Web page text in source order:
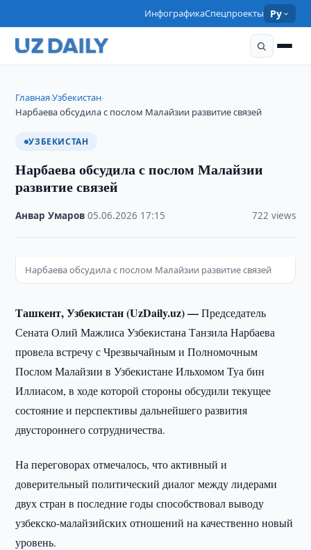
ИнфографикаСпецпроекты Ру
Главная›Узбекистан›
Нарбаева обсудила с послом Малайзии развитие связей
УЗБЕКИСТАН
Нарбаева обсудила с послом Малайзии
развитие связей
Анвар Умаров ·05.06.2026 17:15 722 views
Нарбаева обсудила с послом Малайзии развитие связей
Ташкент, Узбекистан (UzDaily.uz) —Председатель
Сената Олий Мажлиса Узбекистана Танзила Нарбаева
провела встречу с Чрезвычайным и Полномочным
Послом Малайзии в Узбекистане Ильхомом Туа бин
Иллиасом, в ходе которой стороны обсудили текущее
состояние и перспективы дальнейшего развития
двустороннего сотрудничества.
На переговорах отмечалось, что активный и
доверительный политический диалог между лидерами
двух стран в последние годы способствовал выводу
узбекско-малайзийских отношений на качественно новый
уровень.